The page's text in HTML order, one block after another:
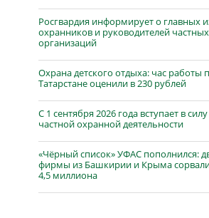
Росгвардия информирует о главных
охранников и руководителей
организаций
Охрана детского отдыха: час работы
Татарстане оценили в 230 рублей
С 1 сентября 2026 года вступает в
частной охранной деятельности
«Чёрный список» УФАС пополнился:
фирмы из Башкирии и Крыма
4,5 миллиона